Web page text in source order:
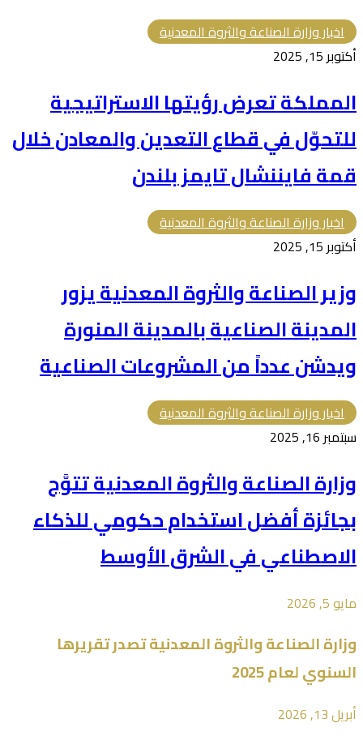
اخبار وزارة الصناعة والثروة المعدنية
أكتوبر 15, 2025
المملكة تعرض رؤيتها الاستراتيجية
للتحوّل في قطاع التعدين والمعادن خلال
قمة فايننشال تايمز بلندن
اخبار وزارة الصناعة والثروة المعدنية
أكتوبر 15, 2025
وزير الصناعة والثروة المعدنية يزور
المدينة الصناعية بالمدينة المنورة
ويدشن عدداً من المشروعات الصناعية
اخبار وزارة الصناعة والثروة المعدنية
سبتمبر 16, 2025
وزارة الصناعة والثروة المعدنية تتوَّج
بجائزة أفضل استخدام حكومي للذكاء
الاصطناعي في الشرق الأوسط
مايو 5, 2026
وزارة ⁧الصناعة والثروة المعدنية⁩ تصدر تقريرها
السنوي لعام 2025
أبريل 13, 2026